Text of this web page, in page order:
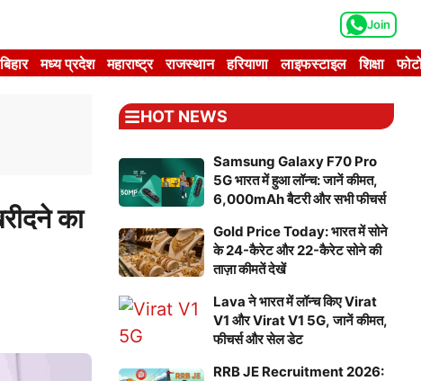
Join
बिहार मध्य प्रदेश महाराष्ट्र राजस्थान हरियाणा लाइफस्टाइल शिक्षा
का
HOT NEWS
Samsung Galaxy F70 Pro
5G भारत में हुआ लॉन्च: जानें कीमत,
6,000mAh बैटरी और सभी फीचर्स
Gold Price Today: भारत में सोने
के 24-कैरेट और 22-कैरेट सोने की
ताज़ा कीमतें देखें
Lava ने भारत में लॉन्च किए Virat
V1 और Virat V1 5G, जानें कीमत,
फीचर्स और सेल डेट
RRB JE Recruitment 2026: